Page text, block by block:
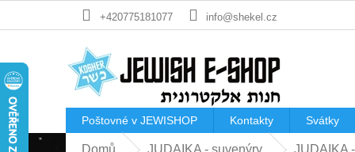
+420775181077 info@shekel.cz
Poštovné v JEWISHOP Kontakty Svátky
Domů JUDAIKA - suvenýry JUDAIKA